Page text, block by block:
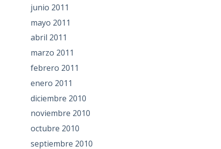
junio 2011
mayo 2011
abril 2011
marzo 2011
febrero 2011
enero 2011
diciembre 2010
noviembre 2010
octubre 2010
septiembre 2010